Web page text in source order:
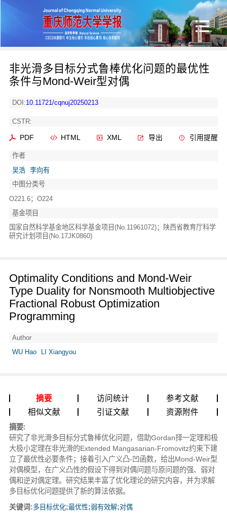
非光滑多目标分式鲁棒优化问题的最优性
条件与Mond-Weir型对偶
DOI:10.11721/cqnuj20250213
CSTR:
PDF HTML XML 导出 引用提醒
作者
吴浩
李向有
中图分类号
O221.6；O224
基金项目
国家自然科学基金地区科学基金项目(No.11961072)；陕西省教育厅科学
研究计划项目(No.17JK0860)
Optimality Conditions and Mond-Weir
Type Duality for Nonsmooth Multiobjective
Fractional Robust Optimization
Programming
Author
WU Hao
LI Xiangyou
摘要 访问统计
参考文献
相似文献
引证文献 资源附件
摘要:
研究了非光滑多目标分式鲁棒优化问题，借助Gordan择一定理和极
大极小定理在非光滑的Extended Mangasarian-Fromovitz约束下建
立了最优性必要条件；接着引入广义凸-凹函数，给出Mond-Weir型
对偶模型，在广义凸性的假设下得到对偶问题与原问题的强、弱对
偶和逆对偶定理。研究结果丰富了优化理论的研究内容，并为求解
多目标优化问题提供了新的算法依据。
关键词:多目标优化;最优性;弱有效解;对偶